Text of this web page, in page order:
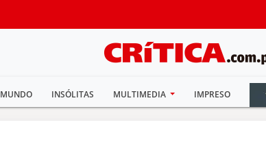
MUNDO INSÓLITAS MULTIMEDIA IMPRESO